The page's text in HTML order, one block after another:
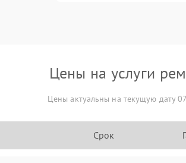
Цены на услуги
Цены актуальны на текущую дату
Срок